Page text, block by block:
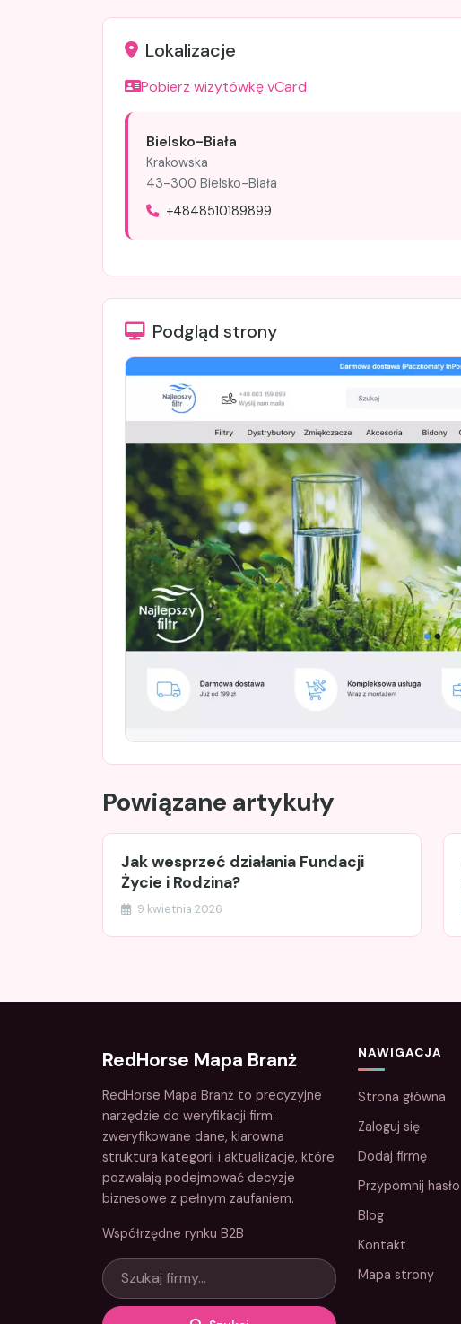
Lokalizacje
Pobierz wizytówkę vCard
Bielsko-Biała
Krakowska
43-300 Bielsko-Biała
+4848510189899
Podgląd strony
Powiązane artykuły
Jak wesprzeć działania Fundacji
Życie i Rodzina?
9 kwietnia 2026
RedHorse Mapa Branż
RedHorse Mapa Branż to precyzyjne
narzędzie do weryfikacji firm:
zweryfikowane dane, klarowna
struktura kategorii i aktualizacje, które
pozwalają podejmować decyzje
biznesowe z pełnym zaufaniem.
Współrzędne rynku B2B
NAWIGACJA
Strona główna
Zaloguj się
Dodaj firmę
Przypomnij hasło
Blog
Kontakt
Mapa strony